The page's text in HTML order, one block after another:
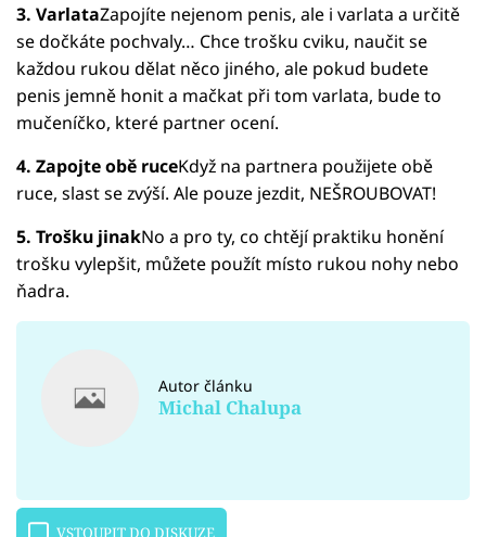
3. VarlataZapojíte nejenom penis, ale i varlata a určitě
se dočkáte pochvaly… Chce trošku cviku, naučit se
každou rukou dělat něco jiného, ale pokud budete
penis jemně honit a mačkat při tom varlata, bude to
mučeníčko, které partner ocení.
4. Zapojte obě ruceKdyž na partnera použijete obě
ruce, slast se zvýší. Ale pouze jezdit, NEŠROUBOVAT!
5. Trošku jinakNo a pro ty, co chtějí praktiku honění
trošku vylepšit, můžete použít místo rukou nohy nebo
ňadra.
Autor článku
Michal Chalupa
VSTOUPIT DO DISKUZE